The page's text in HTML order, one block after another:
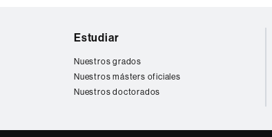
Estudiar
Nuestros grados
Nuestros másters oficiales
Nuestros doctorados